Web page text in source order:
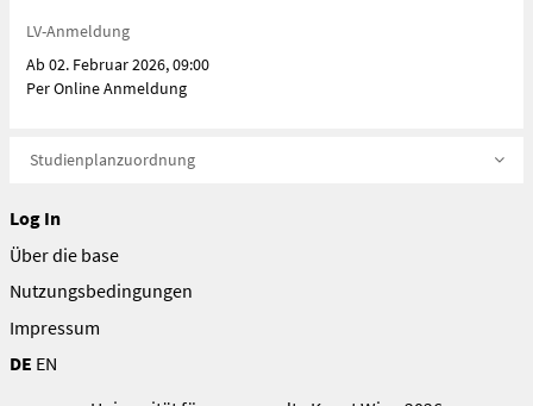
LV-Anmeldung
Ab 02. Februar 2026, 09:00
Per Online Anmeldung
Studienplanzuordnung
Log In
Über die base
Nutzungsbedingungen
Impressum
DE EN